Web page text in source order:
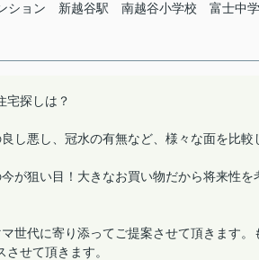
ション 新越谷駅 南越谷小学校 富士中
宅探しは？
し悪し、冠水の有無など、様々な面を比較
が狙い目！大きなお買い物だから将来性
世代に寄り添ってご提案させて頂きます
せて頂きます。